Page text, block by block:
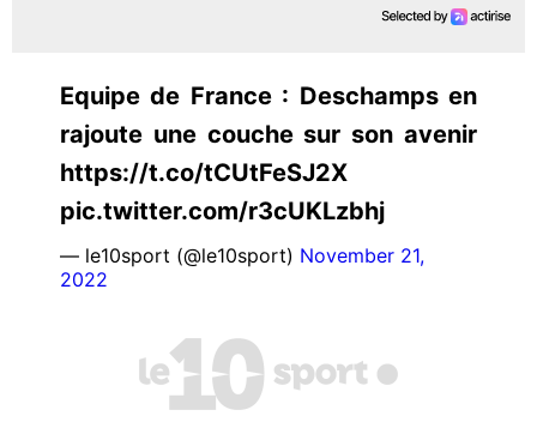
Equipe de France : Deschamps en
rajoute une couche sur son avenir
https://t.co/tCUtFeSJ2X
pic.twitter.com/r3cUKLzbhj
— le10sport (@le10sport) November 21,
2022